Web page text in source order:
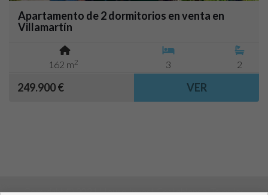
Apartamento de 2 dormitorios en venta en
Villamartín
162 m2 3 2
249.900 € VER
Copyright © 2021 House Invest Costablanca. Tolos los